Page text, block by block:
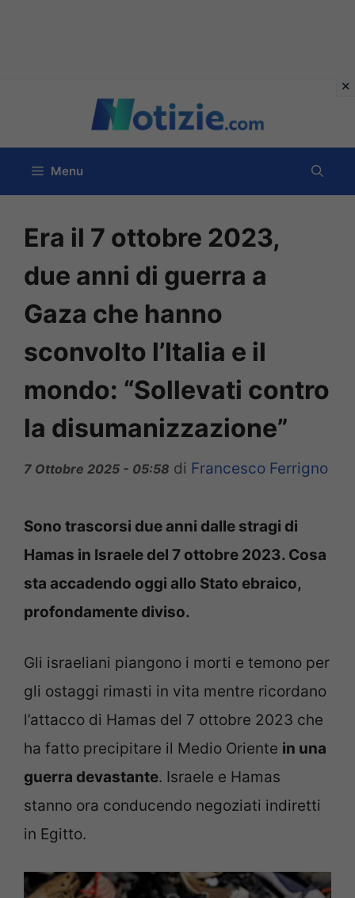
contenuto
Menu
Era il 7 ottobre 2023,
due anni di guerra a
Gaza che hanno
sconvolto l’Italia e il
mondo: “Sollevati contro
la disumanizzazione”
7 Ottobre 2025 - 05:58 di Francesco Ferrigno
Sono trascorsi due anni dalle stragi di
Hamas in Israele del 7 ottobre 2023. Cosa
sta accadendo oggi allo Stato ebraico,
profondamente diviso.
Gli israeliani piangono i morti e temono per
gli ostaggi rimasti in vita mentre ricordano
l’attacco di Hamas del 7 ottobre 2023 che
ha fatto precipitare il Medio Oriente in una
guerra devastante. Israele e Hamas
stanno ora conducendo negoziati indiretti
in Egitto.